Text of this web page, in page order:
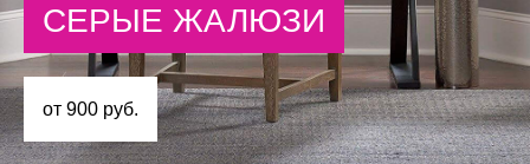
СЕРЫЕ ЖАЛЮЗИ
от 900 руб.